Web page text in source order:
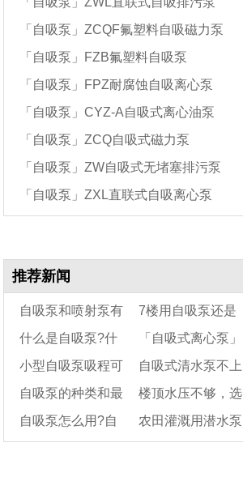
「自吸泵」ZCQF氟塑料自吸磁力泵
「自吸泵」FZB氟塑料自吸泵
「自吸泵」FPZ耐腐蚀自吸离心泵
「自吸泵」CYZ-A自吸式离心油泵
「自吸泵」ZCQ自吸式磁力泵
「自吸泵」ZW自吸式无堵塞排污泵
「自吸泵」ZXL直联式自吸离心泵
推荐新闻
自吸泵和喷射泵有
什么区别
7楼用自吸泵还是
增压泵
什么是自吸泵?什
么是离心泵?它们的
区别是什么?
「自吸式离心泵」
自吸泵工作原理及分
小型自吸泵吸程可
达多少米
自吸式清水泵不上
水怎么解决?
自吸泵的种类和最
大吸程分别是多少
楼顶水压不够，选
择增压泵还是自吸泵
自吸泵怎么用?自 农田灌溉用潜水泵